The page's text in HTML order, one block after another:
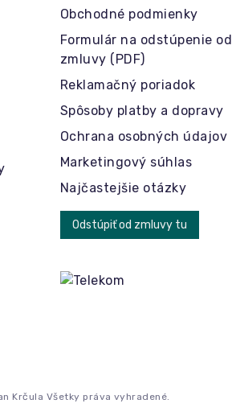
Obchodné podmienky
Formulár na odstúpenie od
zmluvy (PDF)
Reklamačný poriadok
Spôsoby platby a dopravy
Ochrana osobných údajov
Marketingový súhlas
Najčastejšie otázky
Odstúpiť od zmluvy tu
Krčula Všetky práva vyhradené.